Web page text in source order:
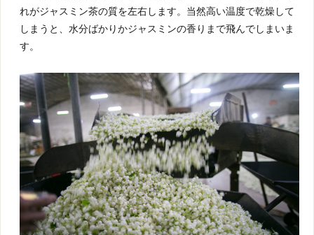
れがジャスミン茶の質を左右します。当然高い温度で乾燥して
しまうと、水分ばかりかジャスミンの香りまで飛んでしまいま
す。